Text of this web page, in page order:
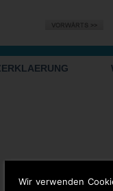
Wir verwenden